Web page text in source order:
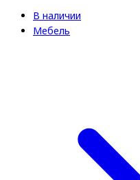
В наличии
Мебель